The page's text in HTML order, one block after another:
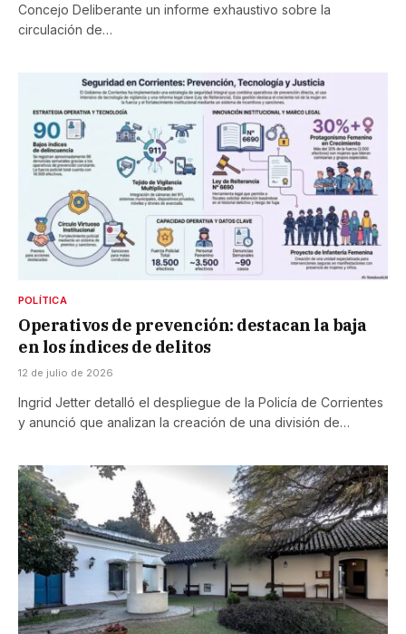
Concejo Deliberante un informe exhaustivo sobre la
circulación de…
POLÍTICA
Operativos de prevención: destacan la baja
en los índices de delitos
12 de julio de 2026
Ingrid Jetter detalló el despliegue de la Policía de Corrientes
y anunció que analizan la creación de una división de…